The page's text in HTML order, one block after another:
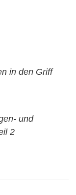
in den Griff
und
2